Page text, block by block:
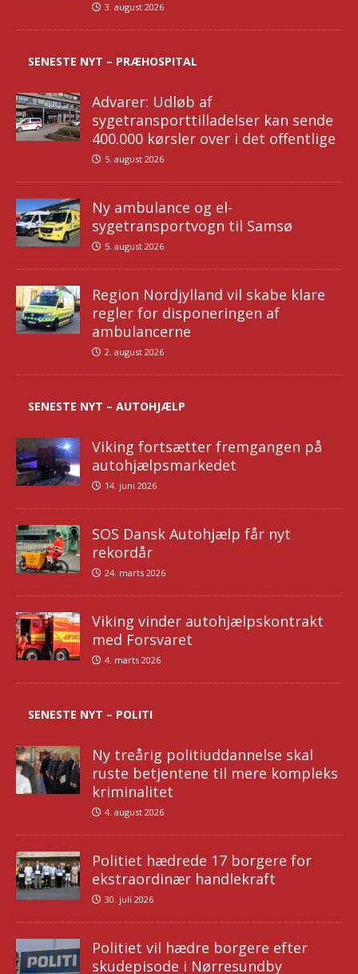
3. august 2026
SENESTE NYT – PRÆHOSPITAL
Advarer: Udløb af
sygetransporttilladelser kan sende
400.000 kørsler over i det offentlige
5. august 2026
Ny ambulance og el-
sygetransportvogn til Samsø
5. august 2026
Region Nordjylland vil skabe klare
regler for disponeringen af
ambulancerne
2. august 2026
SENESTE NYT – AUTOHJÆLP
Viking fortsætter fremgangen på
autohjælpsmarkedet
14. juni 2026
SOS Dansk Autohjælp får nyt
rekordår
24. marts 2026
Viking vinder autohjælpskontrakt
med Forsvaret
4. marts 2026
SENESTE NYT – POLITI
Ny treårig politiuddannelse skal
ruste betjentene til mere kompleks
kriminalitet
4. august 2026
Politiet hædrede 17 borgere for
ekstraordinær handlekraft
30. juli 2026
Politiet vil hædre borgere efter
skudepisode i Nørresundby